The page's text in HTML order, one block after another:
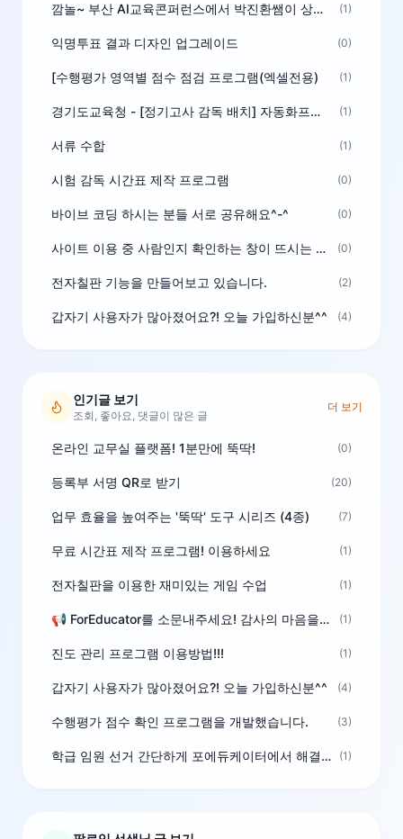
깜놀~ 부산 AI교육콘퍼런스에서 박진환쌤이 상받으려 나오셨네요~ ^^ (1)
익명투표 결과 디자인 업그레이드 (0)
[수행평가 영역별 점수 점검 프로그램(엑셀전용) (1)
경기도교육청 - [정기고사 감독 배치] 자동화프로그램 보급 (1)
서류 수합 (1)
시험 감독 시간표 제작 프로그램 (0)
바이브 코딩 하시는 분들 서로 공유해요^-^ (0)
사이트 이용 중 사람인지 확인하는 창이 뜨시는 분은 알려주세요 (0)
전자칠판 기능을 만들어보고 있습니다. (2)
갑자기 사용자가 많아졌어요?! 오늘 가입하신분^^ (4)
인기글 보기
조회, 좋아요, 댓글이 많은 글
더 보기
온라인 교무실 플랫폼! 1분만에 뚝딱! (0)
등록부 서명 QR로 받기 (20)
업무 효율을 높여주는 '뚝딱' 도구 시리즈 (4종) (7)
무료 시간표 제작 프로그램! 이용하세요 (1)
전자칠판을 이용한 재미있는 게임 수업 (1)
📢 ForEducator를 소문내주세요! 감사의 마음을 담은 포인트 선물 (1)
진도 관리 프로그램 이용방법!!! (1)
갑자기 사용자가 많아졌어요?! 오늘 가입하신분^^ (4)
수행평가 점수 확인 프로그램을 개발했습니다. (3)
학급 임원 선거 간단하게 포에듀케이터에서 해결하세요! (1)